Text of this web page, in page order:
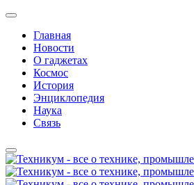
Главная
Новости
О гаджетах
Космос
История
Энциклопедия
Наука
Связь